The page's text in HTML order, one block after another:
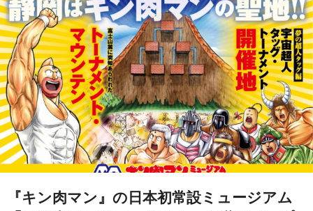
『キン肉マン』の日本初常設ミュージアム